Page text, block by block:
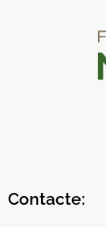
Contacte: